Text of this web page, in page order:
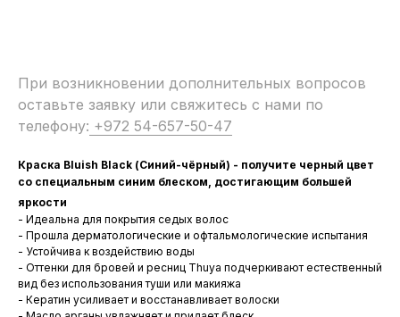
При возникновении дополнительных вопросов
оставьте заявку или свяжитесь с нами по
телефону: +972 54-657-50-47
Краска Bluish Black (Синий-чёрный) - получите черный цвет
со специальным синим блеском, достигающим большей
яркости
- Идеальна для покрытия седых волос
- Прошла дерматологические и офтальмологические испытания
- Устойчива к воздействию воды
- Оттенки для бровей и ресниц Thuya подчеркивают естественный
вид без использования туши или макияжа
- Кератин усиливает и восстанавливает волоски